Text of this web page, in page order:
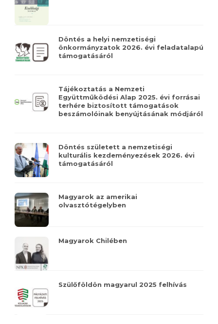
Döntés a helyi nemzetiségi
önkormányzatok 2026. évi feladatalapú
támogatásáról
Tájékoztatás a Nemzeti
Együttműködési Alap 2025. évi forrásai
terhére biztosított támogatások
beszámolóinak benyújtásának módjáról
Döntés született a nemzetiségi
kulturális kezdeményezések 2026. évi
támogatásáról
Magyarok az amerikai
olvasztótégelyben
Magyarok Chilében
Szülőföldön magyarul 2025 felhívás